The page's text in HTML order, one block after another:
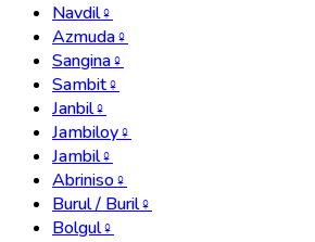
Navdil♀
Azmuda♀
Sangina♀
Sambit♀
Janbil♀
Jambiloy♀
Jambil♀
Abriniso♀
Burul / Buril♀
Bolgul♀